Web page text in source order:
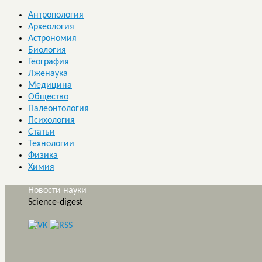
Антропология
Археология
Астрономия
Биология
География
Лженаука
Медицина
Общество
Палеонтология
Психология
Статьи
Технологии
Физика
Химия
Новости науки
Science-digest